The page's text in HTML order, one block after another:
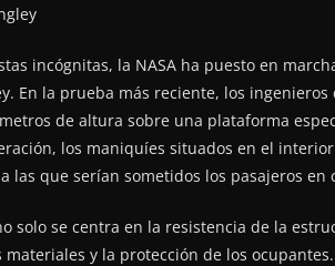
incógnitas, la NASA ha puesto en
En la prueba más reciente, los
de altura sobre una plataforma
los maniquíes situados en el
las que serían sometidos los pasajeros en
solo se centra en la resistencia de la
y la protección de los